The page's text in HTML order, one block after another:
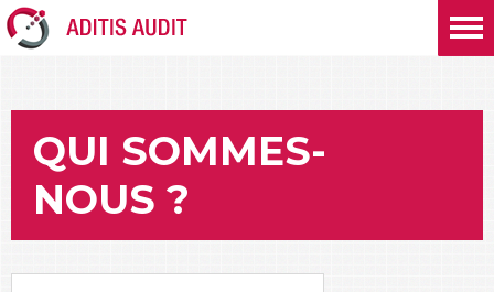
QUI SOMMES-
NOUS ?